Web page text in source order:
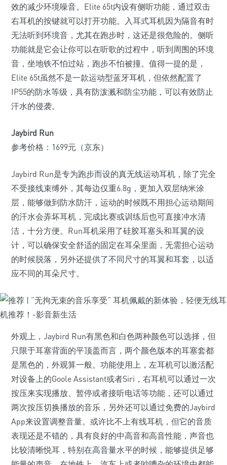
效的减少环境噪音。Elite 65t内设有侧听功能，通过双击
右耳机的按键就可以打开功能。入耳式耳机因为隔音有时
无法听到环境音，尤其在跑步时，这还是很危险的。侧听
功能就是它会让你可以在听歌的过程中，听到周围的环境
音，坐地铁不怕过站，跑步不怕被撞。值得一提的是，
Elite 65t虽然不是一款运动型蓝牙耳机，但依然配置了
IP55的防水等级，具有防泼溅和防尘功能，可以有效防止
汗水的侵袭。
Jaybird Run
参考价格：1699元（京东）
Jaybird Run是专为跑步而设的真无线运动耳机，除了完全
不受接线束缚外，其每边仅重6.8g，更加入双层纳米涂
层，能够做到防水防汗，运动的时候既不用担心运动期间
的汗水会弄坏耳机，完成比赛或训练后也可直接冲水清
洁，十分方便。Run耳机采用了硅胶耳塞头和耳翼的设
计，可以确保安全舒适的固定在耳朵里面，无需担心运动
的时候脱落，另外还提供了不同尺寸的耳翼和耳套，以适
应不同的耳朵尺寸。
外观上，Jaybird Run有黑色和白色两种颜色可以选择，但
只限于耳塞背面的平顶盖而言，两个颜色版本的耳塞套都
是黑色的，外观算一般。功能使用上，左耳机可以激活配
对设备上的Goole Assistant或者Siri，右耳机可以通过一次
按压来实现播放、暂停或者接听电话等功能，还可以通过
两次按压切换播放的音乐，另外还可以通过免费的Jaybird
App来设置调整音量。或许比不上有线耳机，但它的音质
表现还是不错的，具有良好的中高音和高音性能，声音也
比较清晰悦耳，特别在高音量水平的时候，能够提供足够